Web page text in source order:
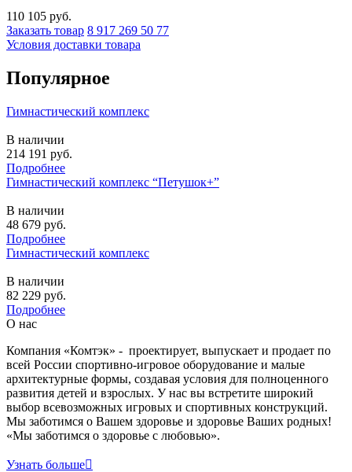
110 105 руб.
Заказать товар 8 917 269 50 77
Условия доставки товара
Популярное
Гимнастический комплекс
В наличии
214 191 руб.
Подробнее
Гимнастический комплекс “Петушок+”
В наличии
48 679 руб.
Подробнее
Гимнастический комплекс
В наличии
82 229 руб.
Подробнее
О нас
Компания «Комтэк» - проектирует, выпускает и продает по
всей России спортивно-игровое оборудование и малые
архитектурные формы, создавая условия для полноценного
развития детей и взрослых. У нас вы встретите широкий
выбор всевозможных игровых и спортивных конструкций.
Мы заботимся о Вашем здоровье и здоровье Ваших родных!
«Мы заботимся о здоровье с любовью».
Узнать больше